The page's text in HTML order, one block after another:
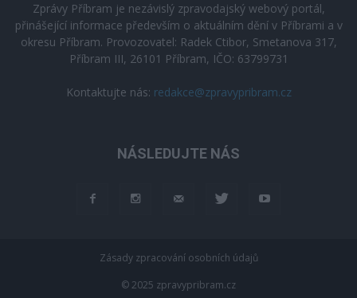
Zprávy Příbram je nezávislý zpravodajský webový portál,
přinášející informace především o aktuálním dění v Příbrami a v
okresu Příbram. Provozovatel: Radek Ctibor, Smetanova 317,
Příbram III, 26101 Příbram, IČO: 63799731
Kontaktujte nás: redakce@zpravypribram.cz
NÁSLEDUJTE NÁS
Zásady zpracování osobních údajů
© 2025 zpravypribram.cz